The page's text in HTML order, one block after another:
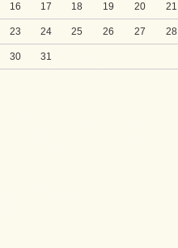
16 17 18 19 20 21
23 24 25 26 27 28
30 31